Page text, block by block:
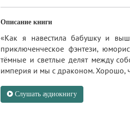
Описание книги
«Как я навестила бабушку и
приключенческое фэнтези,
тёмные и светлые делят между
империя и мы с драконом. Хорошо,
Слушать аудиокнигу